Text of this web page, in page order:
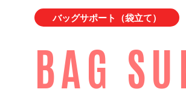
バッグサポート（袋立て）
BAG